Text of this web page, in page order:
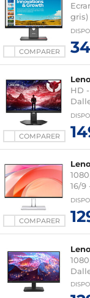
COMPARER
gris)
DISPO
COMPARER
HD
G-
DISPO
COMPARER
16/9
DISPO
DISPO